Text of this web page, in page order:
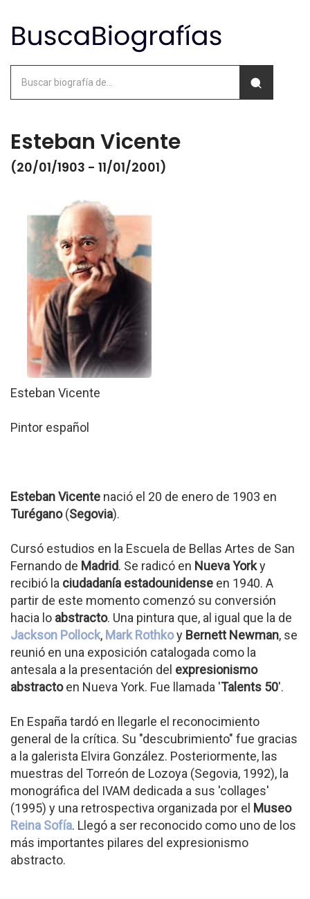
Esteban Vicente
(20/01/1903 - 11/01/2001)
Esteban Vicente
Pintor español
Esteban Vicente nació el 20 de enero de 1903 en
Turégano(Segovia).
Cursó estudios en la Escuela de Bellas Artes de San
Fernando de Madrid. Se radicó en Nueva Yorky
recibió la ciudadanía estadounidense en 1940. A
partir de este momento comenzó su conversión
hacia lo abstracto. Una pintura que, al igual que la de
Jackson Pollock, Mark Rothkoy Bernett Newman, se
reunió en una exposición catalogada como la
antesala a la presentación del expresionismo
abstractoen Nueva York. Fue llamada 'Talents 50'.
En España tardó en llegarle el reconocimiento
general de la crítica. Su "descubrimiento" fue gracias
a la galerista Elvira González. Posteriormente, las
muestras del Torreón de Lozoya (Segovia, 1992), la
monográfica del IVAM dedicada a sus 'collages'
(1995) y una retrospectiva organizada por el Museo
Reina Sofía. Llegó a ser reconocido como uno de los
más importantes pilares del expresionismo
abstracto.